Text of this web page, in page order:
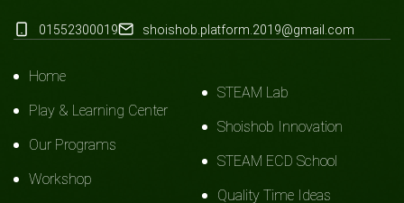
01552300019 shoishob.platform.2019@gmail.com
Home
Play & Learning Center
Our Programs
Workshop
STEAM Lab
Shoishob Innovation
STEAM ECD School
Quality Time Ideas